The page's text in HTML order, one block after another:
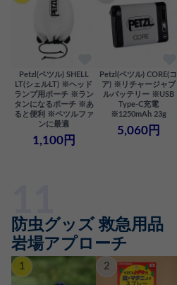
Petzl(ペツル) SHELL
LT(シェルLT) ※ヘッド
ランプ用ポーチ ※ラン
タンになるポーチ ※あ
ると便利 ※ペツルファ
ンに最適
1,100円
Petzl(ペツル) CORE(コ
ア) ※リチャージャブ
ルバッテリー ※USB
Type-C充電
※1250mAh 23g
5,060円
防虫グッズ 救急用品
岩場アプローチ
1 2